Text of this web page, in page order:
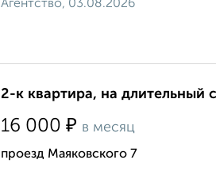
Агентство, 03.08.2026
2-к квартира, на длительный
16 000 ₽ в месяц
проезд Маяковского 7